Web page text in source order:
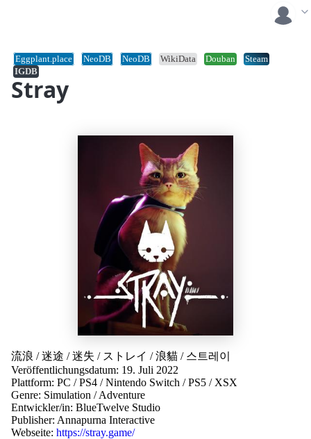
Stray
Eggplant.place NeoDB NeoDB WikiData Douban
Steam
IGDB
流浪 /迷途 /迷失 / ストレイ /浪貓 / 스트레이
Veröffentlichungsdatum: 19. Juli 2022
Plattform: PC /PS4 /Nintendo Switch /PS5 / XSX
Genre: Simulation /Adventure
Entwickler/in: BlueTwelve Studio
Publisher: Annapurna Interactive
Webseite: https://stray.game/